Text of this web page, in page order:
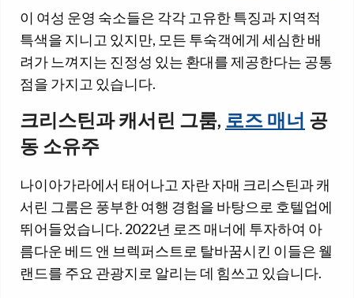
이 여성 운영 숙소들은 각각 고유한 특징과 지역적
특색을 지니고 있지만, 모든 투숙객에게 세심한 배
려가 느껴지는 진정성 있는 환대를 제공한다는 공통
점을 가지고 있습니다.
크리스틴과 캐서린 그룸,로즈 매너공
동 소유주
나이아가라에서 태어나고 자란 자매 크리스틴과 캐
서린 그룸은 풍부한 여행 경험을 바탕으로 호텔업에
뛰어들었습니다. 2022년 로즈 매너에 투자하여 아
름다운 베드 앤 브렉퍼스트로 탈바꿈시킨 이들은 웰
랜드를 주요 관광지로 알리는 데 힘쓰고 있습니다.